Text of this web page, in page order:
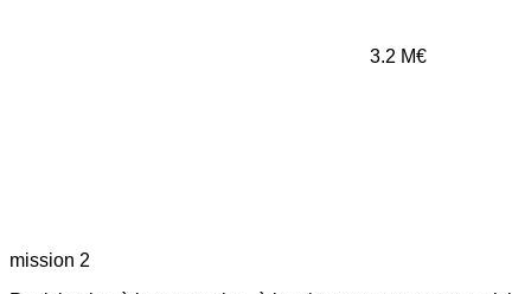
3.2 M€
mission 2